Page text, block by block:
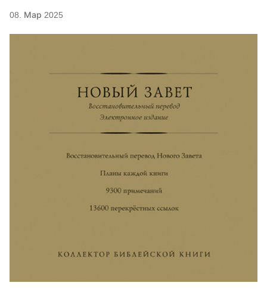
08. Мар 2025